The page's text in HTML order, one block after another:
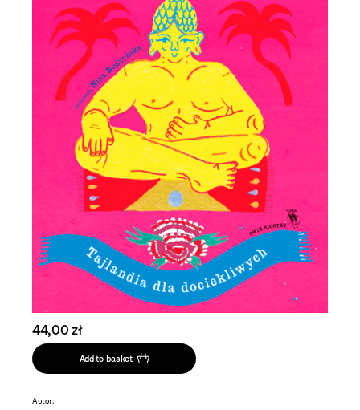
44,00 zł
Add to basket
Autor: